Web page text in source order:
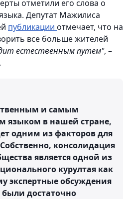
отметили его слова о
Депутат Мажилиса
публикации отмечает, что на
все больше жителей
естественным путем", –
и самым
языком в нашей стране,
одним из факторов для
консолидация
является одной из
курултая как
экспертные обсуждения
были достаточно